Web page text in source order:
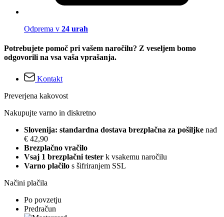
Odprema v 24 urah
Potrebujete pomoč pri vašem naročilu? Z veseljem bomo
odgovorili na vsa vaša vprašanja.
Kontakt
Preverjena kakovost
Nakupujte varno in diskretno
Slovenija: standardna dostava brezplačna za pošiljke nad
€ 42,90
Brezplačno vračilo
Vsaj 1 brezplačni tester k vsakemu naročilu
Varno plačilo s šifriranjem SSL
Načini plačila
Po povzetju
Predračun